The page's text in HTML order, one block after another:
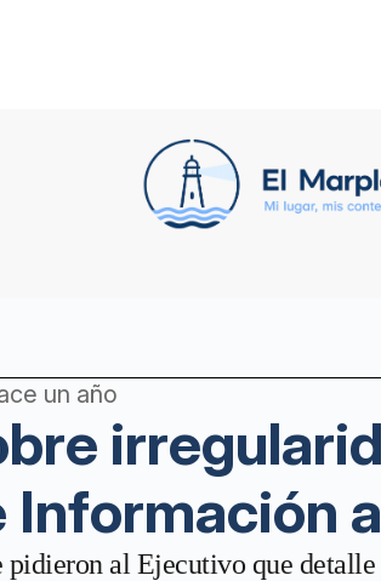
un año
Información
al Ejecutivo que